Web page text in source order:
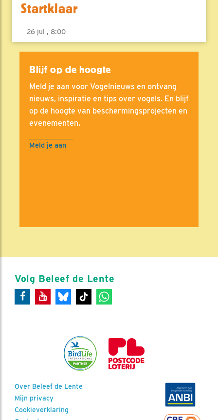
Startklaar
26 jul , 8:00
Blijf op de hoogte
Meld je aan voor Vogelnieuws en ontvang
nieuws, inspiratie en tips over vogels. En blijf
op de hoogte van beschermingsprojecten en
evenementen.
Meld je aan
Volg Beleef de Lente
Over Beleef de Lente
Mijn privacy
Cookieverklaring